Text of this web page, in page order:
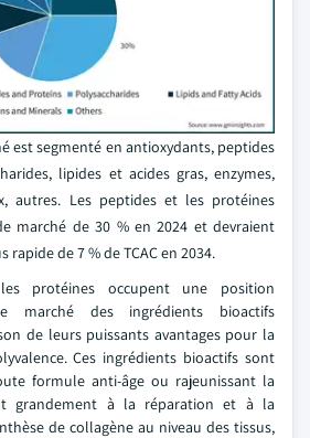
est segmenté en antioxydants, peptides
lipides et acides gras, enzymes,
autres. Les peptides et les protéines
marché de 30 % en 2024 et devraient
de 7 % de TCAC en 2034.
protéines occupent une position
marché des ingrédients bioactifs
de leurs puissants avantages pour la
Ces ingrédients bioactifs sont
formule anti-âge ou rajeunissant la
grandement à la réparation et à la
de collagène au niveau des tissus,